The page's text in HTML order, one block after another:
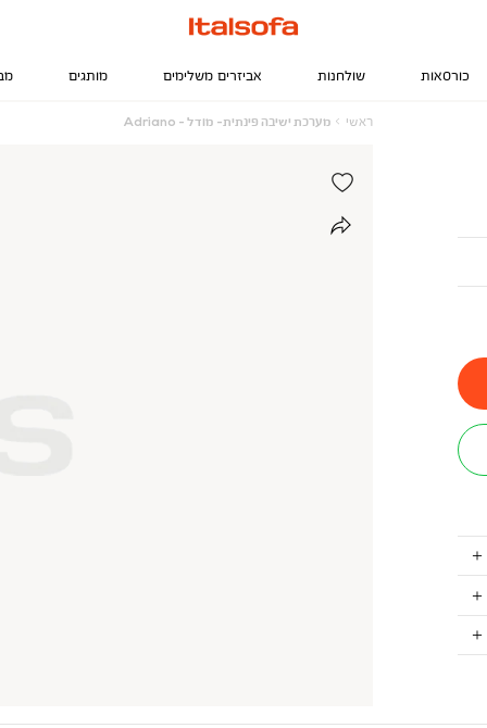
כורסאות שולחנות אביזרים משלימים מותגים
ראשי ראשי
מערכת ישיבה פינתית- מודל - Adriano
מערכת